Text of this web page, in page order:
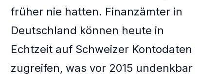
früher nie hatten. Finanzämter in
Deutschland können heute in
Echtzeit auf Schweizer Kontodaten
zugreifen, was vor 2015 undenkbar